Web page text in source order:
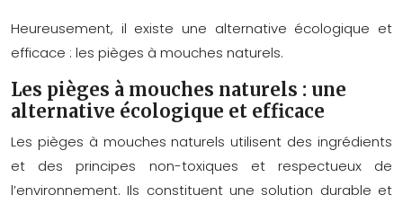
Heureusement, il existe une alternative écologique et
efficace : les pièges à mouches naturels.
Les pièges à mouches naturels : une
alternative écologique et efficace
Les pièges à mouches naturels utilisent des ingrédients
et des principes non-toxiques et respectueux de
l’environnement. Ils constituent une solution durable et